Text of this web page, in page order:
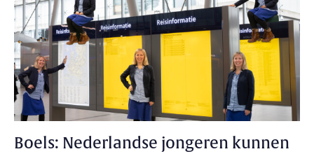
Boels: Nederlandse jongeren kunnen